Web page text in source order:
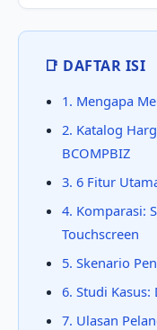
📑 DAFTAR ISI
1. Mengapa
2. Katalog
BCOMPBIZ
3. 6 Fitur
4. Komparasi:
Touchscreen
5. Skenario
6. Studi
7. Ulasan